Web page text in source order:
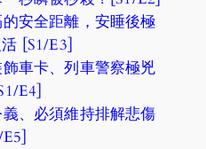
安全距離，安睡後極
[S1/E3]
車卡、列車警察極兇
E4]
、必須維持排解悲傷